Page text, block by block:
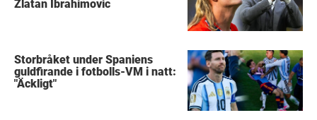
Zlatan Ibrahimovic
Storbråket under Spaniens
guldfirande i fotbolls-VM i natt:
"Äckligt"